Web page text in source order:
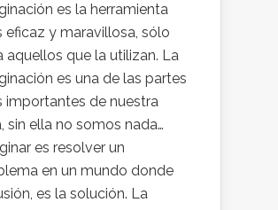
es la herramienta
eficaz y maravillosa, sólo
aquellos que la utilizan. La
es una de las partes
importantes de nuestra
sin ella no somos nada…
es resolver un
en un mundo donde
es la solución. La